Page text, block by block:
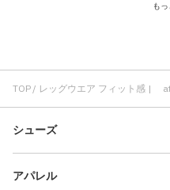
レッグウエア 速乾
レッグウエ
も
TOP レッグウエア フィット感 |
シューズ
アパレル